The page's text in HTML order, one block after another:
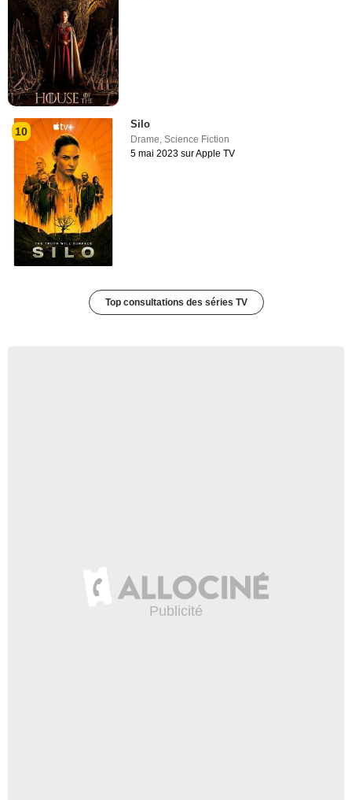
10
Silo
Drame,Science Fiction
5 mai 2023 sur Apple TV
Top consultations des séries TV